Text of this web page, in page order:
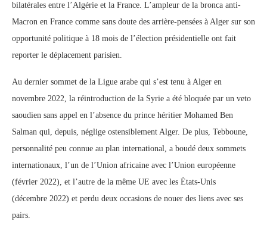
bilatérales entre l’Algérie et la France. L’ampleur de la bronca anti-
Macron en France comme sans doute des arrière-pensées à Alger sur son
opportunité politique à 18 mois de l’élection présidentielle ont fait
reporter le déplacement parisien.
Au dernier sommet de la Ligue arabe qui s’est tenu à Alger en
novembre 2022, la réintroduction de la Syrie a été bloquée par un veto
saoudien sans appel en l’absence du prince héritier Mohamed Ben
Salman qui, depuis, néglige ostensiblement Alger. De plus, Tebboune,
personnalité peu connue au plan international, a boudé deux sommets
internationaux, l’un de l’Union africaine avec l’Union européenne
(février 2022), et l’autre de la même UE avec les États-Unis
(décembre 2022) et perdu deux occasions de nouer des liens avec ses
pairs.